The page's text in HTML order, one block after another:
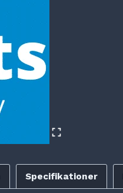
Specifikationer